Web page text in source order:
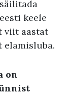
keele
viit aastat
elamisluba.
on